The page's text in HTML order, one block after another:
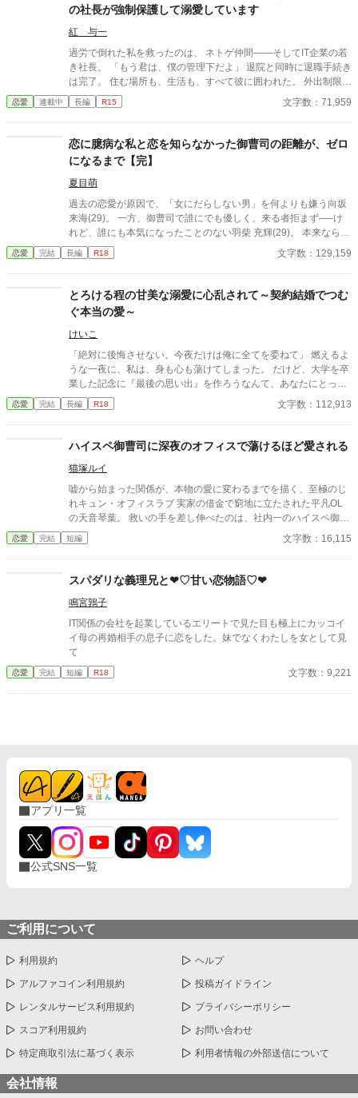
の社長が強制保護して溺愛しています
紅 与一
過労で倒れた私を救ったのは、 ネトゲ仲間――そしてIT企業の若
き社長。 「もう君は、僕の管理下だよ」 退院と同時に退職手続き
は完了。 住む場所も、生活も、すべて彼に囲われた。 外出制限、
健康管理、過保護な独占欲。 甘くて危険な“保護生活”の中で、 私
は少しずつ彼に心を奪われていく――。 元社畜OL×執着気味の溺
恋愛 連載中 長編 R15 文字数：71,959
恋に臆病な私と恋を知らなかった御曹司の距離が、ゼロ
になるまで【完】
夏目萌
過去の恋愛が原因で、「女にだらしない男」を何よりも嫌う向坂
来海(29)。 一方、御曹司で誰にでも優しく、来る者拒まず──け
れど、誰にも本気になったことのない羽柴 充輝(29)。 本来なら交
わるはずのなかった二人は、ある出来事をきっかけに関わるよう
になる。 他の女性とは違い媚びることも期待することもない来海
ない」はずだった彼の、一途すぎる想いに触れ、恋を信じること
を避けてきた来海の心は少しずつ揺らぎ始めていき――。 不器用
で焦れったくて、簡単には進まない二人の恋の行方は……。 他サ
イト様にも掲載中
恋愛 完結 長編 R18 文字数：129,159
とろける程の甘美な溺愛に心乱されて～契約結婚でつむ
ぐ本当の愛～
けいこ
「絶対に後悔させない。今夜だけは俺に全てを委ねて」 燃えるよ
うな一夜に、私は、身も心も蕩けてしまった。 だけど、大学を卒
業した記念に『最後の思い出』を作ろうなんて、あなたにとっ
て、相手は誰でも良かったんだよね？ 私には、大好きな人との最
初で最後の一夜だったのに… そして、あなたは海の向こうへと旅
れたくても忘れられなかった人と。 持ちかけられた契約結婚に戸
惑いながらも、私はあなたにどんどん甘やかされてゆく… 姉や友
人とぶつかりながらも、本当の愛がどこにあるのかを見つけたい
と願う。 自分に全く自信の無いこんな私にも、幸せは待っていて
くれますか？ ホテル リベルテ 鳳条グループ 御曹司 鳳条 龍聖 25
歳 × 外車販売「AYAI」受付 桜木 琴音 25歳
恋愛 完結 長編 R18 文字数：112,913
ハイスペ御曹司に深夜のオフィスで蕩けるほど愛される
猫塚ルイ
嘘から始まった関係が、本物の愛に変わるまでを描く、至極のじ
れキュン・オフィスラブ 実家の借金で窮地に立たされた平凡OL
の天音琴葉。 救いの手を差し伸べたのは、社内一のハイスペ御曹
司・一ノ瀬涼だった。 彼の条件は「一年の契約結婚」 会社では厳
格な上司と部下を演じる二人だが、家では涼の甘すぎる独占欲が
恋愛 完結 短編 文字数：16,115
スパダリな義理兄と❤︎♡甘い恋物語♡❤︎
鳴宮鶉子
IT関係の会社を起業しているエリートで見た目も極上にカッコイ
イ母の再婚相手の息子に恋をした。妹でなくわたしを女として見
て
恋愛 完結 短編 R18 文字数：9,221
アプリ一覧
公式SNS一覧
ご利用について
利用規約 ヘルプ
アルファコイン利用規約 投稿ガイドライン
レンタルサービス利用規約 プライバシーポリシー
スコア利用規約 お問い合わせ
特定商取引法に基づく表示 利用者情報の外部送信について
会社情報